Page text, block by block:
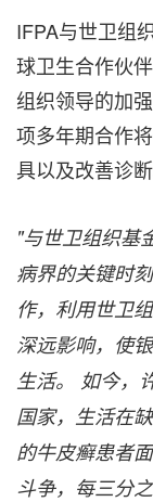
IFPA与世卫组
球卫生合作伙
组织领导的加
项多年期合作
具以及改善诊
"与世卫组织基
病界的关键时刻
作，利用世卫
深远影响，使
生活。 如今，
国家，生活在
的牛皮癣患者
斗争，每三分